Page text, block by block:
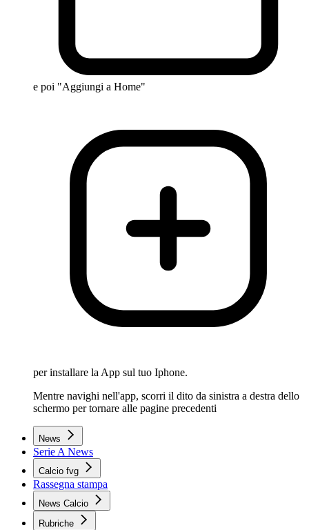
e poi "Aggiungi a Home"
per installare la App sul tuo Iphone.
Mentre navighi nell'app, scorri il dito da sinistra a destra dello
schermo per tornare alle pagine precedenti
News
Serie A News
Calcio fvg
Rassegna stampa
News Calcio
Rubriche